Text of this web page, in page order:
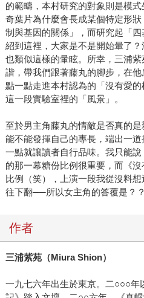
的範疇，本村研究的對象則是模
奇葉片為什麼會長成某個特定形
制與基因的關係」，而研究起「
紹到這裡，大家是不是開始暈了
也類似這樣的暈眩。所幸，三浦
諧，帶我們跟著藤丸的腳步，在
點一點走進本村認為的「沒有愛
這一段實驗室裡的「風景」。
至於男主角藤丸的情敵是否真的
能不能發揮自己的專長，端出一
一點就讓讀者自行品味。我只能
的那一幕糖份比例很重要，而《
比例（笑），上演一段我從沒料
往下翻──所以女主角的答覆是？
作者
三浦紫苑（Miura Shion）
一九七六年出生於東京。二○○○年